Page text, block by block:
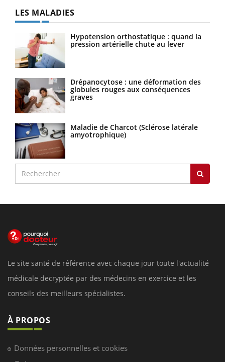
LES MALADIES
Hypotension orthostatique : quand la
pression artérielle chute au lever
Drépanocytose : une déformation des
globules rouges aux conséquences
graves
Maladie de Charcot (Sclérose latérale
amyotrophique)
Le site santé de référence avec chaque jour toute l'actualité
médicale decryptée par des médecins en exercice et les
conseils des meilleurs spécialistes.
À PROPOS
Données personnelles et cookies